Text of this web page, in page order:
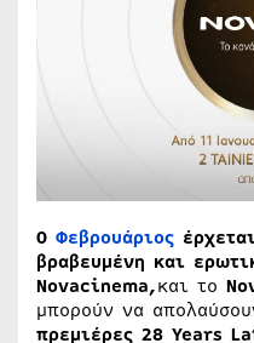
Ο Φεβρουάριος
βραβευμένη και
Novacinema,και τo
μπορούν να
πρεμιέρες 28 Years